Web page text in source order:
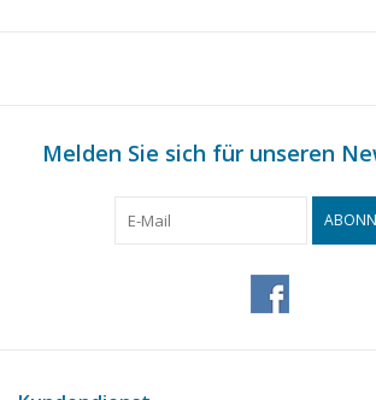
108
Briefe unserer Leser.
Clubnachrichten.
Melden Sie sich für unseren